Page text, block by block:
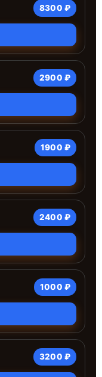
8300 ₽
2900 ₽
1900 ₽
2400 ₽
1000 ₽
3200 ₽